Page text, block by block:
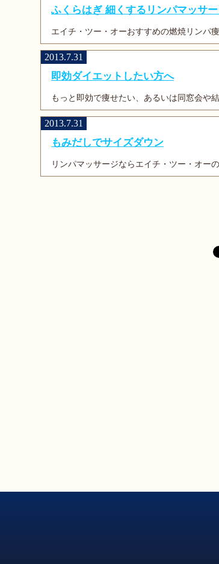
ふくらはぎ 細くするリンパマッサ
エイチ・ツー・オーおすすめの燃焼リンパ痩
2013.7.31
即効ダイエットしたい方へ
もっと即効で痩せたい、あるいは同窓会や結
2013.7.31
もみだしでサイズダウン
リンパマッサージならエイチ・ツー・オーの